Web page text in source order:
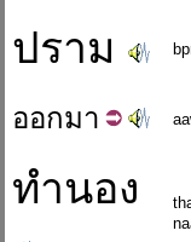
ปราม
ออกมา
ทำนอง